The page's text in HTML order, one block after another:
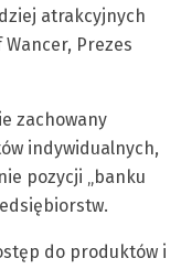
atrakcyjnych
Prezes
zachowany
indywidualnych,
pozycji „banku
do produktów i